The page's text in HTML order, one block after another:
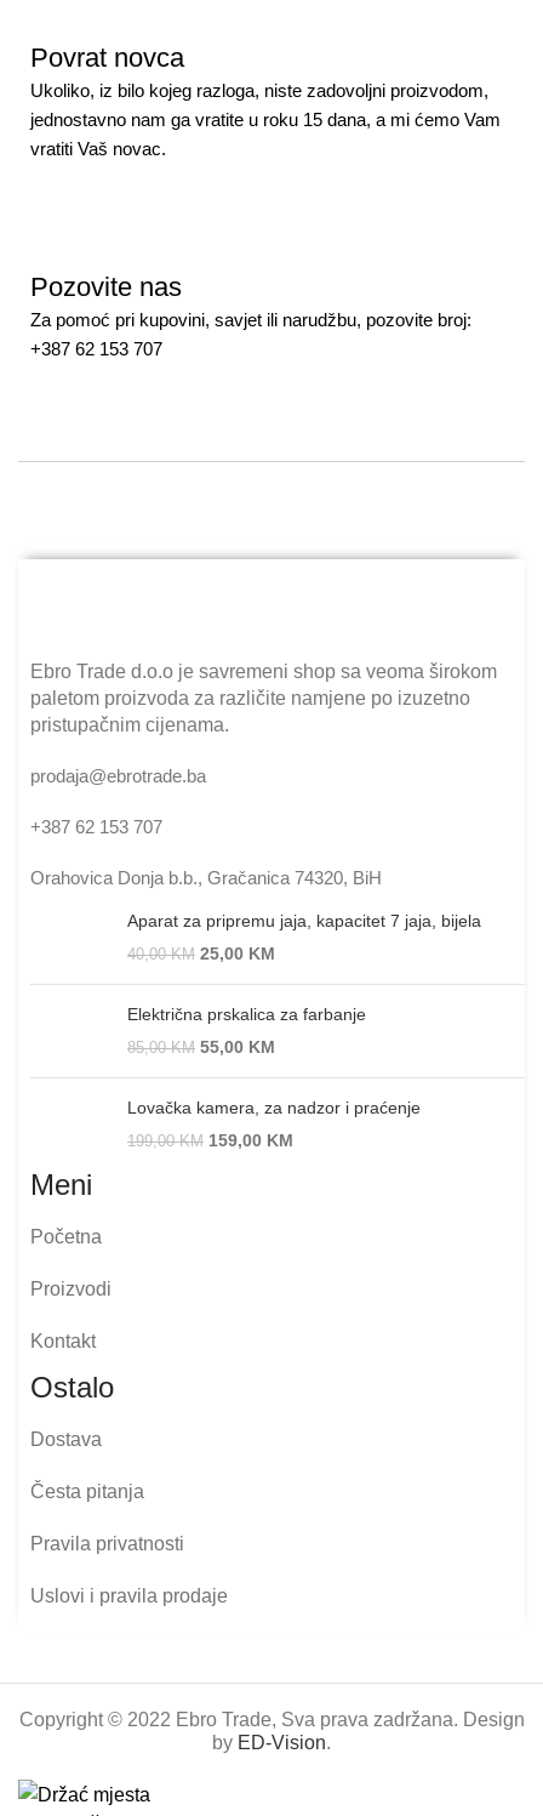
Povrat novca
Ukoliko, iz bilo kojeg razloga, niste zadovoljni proizvodom,
jednostavno nam ga vratite u roku 15 dana, a mi ćemo Vam
vratiti Vaš novac.
Pozovite nas
Za pomoć pri kupovini, savjet ili narudžbu, pozovite broj:
+387 62 153 707
Ebro Trade d.o.o je savremeni shop sa veoma širokom
paletom proizvoda za različite namjene po izuzetno
pristupačnim cijenama.
prodaja@ebrotrade.ba
+387 62 153 707
Orahovica Donja b.b., Gračanica 74320, BiH
Aparat za pripremu jaja, kapacitet 7 jaja, bijela
40,00KM 25,00 KM
Električna prskalica za farbanje
85,00KM 55,00 KM
Lovačka kamera, za nadzor i praćenje
199,00KM 159,00 KM
Meni
Početna
Proizvodi
Kontakt
Ostalo
Dostava
Česta pitanja
Pravila privatnosti
Uslovi i pravila prodaje
Copyright © 2022 Ebro Trade, Sva prava zadržana. Design
by ED-Vision.